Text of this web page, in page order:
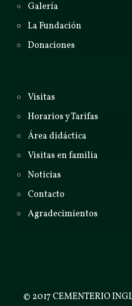
Galería
La Fundación
Donaciones
Visitas
Horarios y Tarifas
Área didáctica
Visitas en familia
Noticias
Contacto
Agradecimientos
© 2017 CEMENTERIO